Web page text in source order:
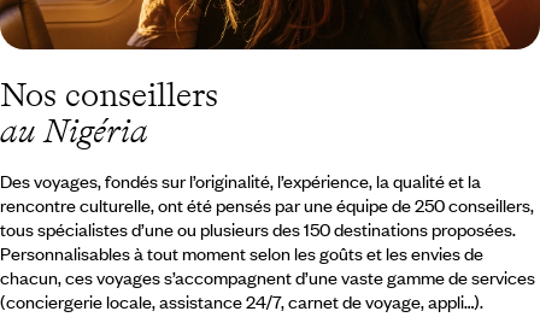
Nos conseillers
au Nigéria
Des voyages, fondés sur l’originalité, l’expérience, la qualité et la
rencontre culturelle, ont été pensés par une équipe de 250 conseillers,
tous spécialistes d’une ou plusieurs des 150 destinations proposées.
Personnalisables à tout moment selon les goûts et les envies de
chacun, ces voyages s’accompagnent d’une vaste gamme de services
(conciergerie locale, assistance 24/7, carnet de voyage, appli…).